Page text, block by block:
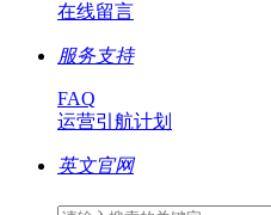
在线留言
服务支持
FAQ
运营引航计划
英文官网